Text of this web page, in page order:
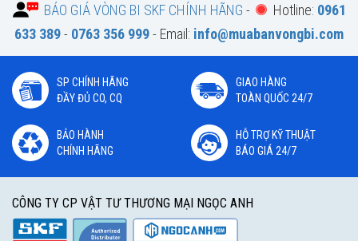
BÁO GIÁ VÒNG BI SKF CHÍNH HÃNG - Hotline: 0961
633 389- 0763 356 999- Email: info@muabanvongbi.com
SP CHÍNH HÃNG
ĐẦY ĐỦ CO, CQ
GIAO HÀNG
TOÀN QUỐC 24/7
BẢO HÀNH
CHÍNH HÃNG
HỖ TRỢ KỸ THUẬT
BÁO GIÁ 24/7
CÔNG TY CP VẬT TƯ THƯƠNG MẠI NGỌC ANH